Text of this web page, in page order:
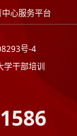
心服务平台
号-4
学干部培训